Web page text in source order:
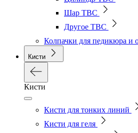
Шар ТВС
Другое ТВС
Колпачки для педикюра и
Кисти
Кисти
Кисти для тонких линий
Кисти для геля